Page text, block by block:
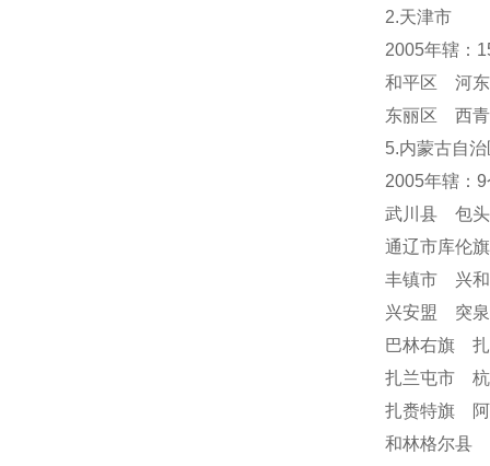
2.天津市
2005年辖：
和平区 河
东丽区 西
5.内蒙古自治
2005年辖：
武川县 包
通辽市库
丰镇市 兴
兴安盟 突
巴林右旗
扎兰屯市
扎赉特旗
和林格尔县